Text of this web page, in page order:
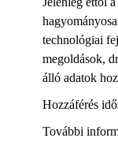
technológiai
megoldások,
álló adatok
Hozzáférés
További